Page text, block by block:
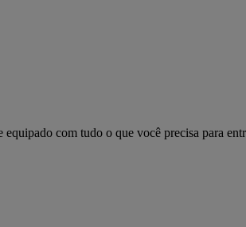
com tudo o que você precisa para